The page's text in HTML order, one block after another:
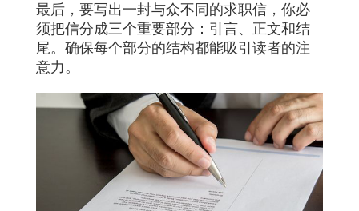
最后，要写出一封与众不同的求职信，你必
须把信分成三个重要部分：引言、正文和结
尾。确保每个部分的结构都能吸引读者的注
意力。